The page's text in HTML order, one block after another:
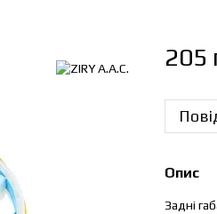
205
Опис
Задні